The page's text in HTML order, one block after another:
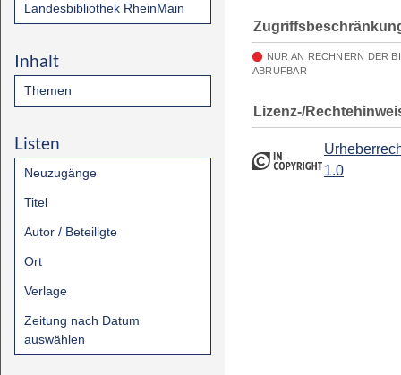
Landesbibliothek RheinMain
Inhalt
Themen
Listen
Neuzugänge
Titel
Autor / Beteiligte
Ort
Verlage
Zeitung nach Datum
auswählen
NUR AN RECHNERN DER
ABRUFBAR
Lizenz-/
1.0